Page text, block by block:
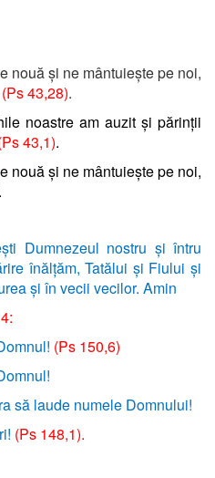
nouă și ne mântuiește pe noi,
(Ps 43,28).
noastre am auzit și părinții
43,1).
nouă și ne mântuiește pe noi,
Dumnezeul nostru și întru
înălțăm, Tatălui și Fiului și
și în vecii vecilor. Amin
(Ps 150,6)
să laude numele Domnului!
(Ps 148,1).